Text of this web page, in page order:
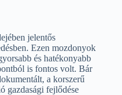
jelentős
Ezen mozdonyok
és hatékonyabb
is fontos volt. Bár
a korszerű
gazdasági fejlődése